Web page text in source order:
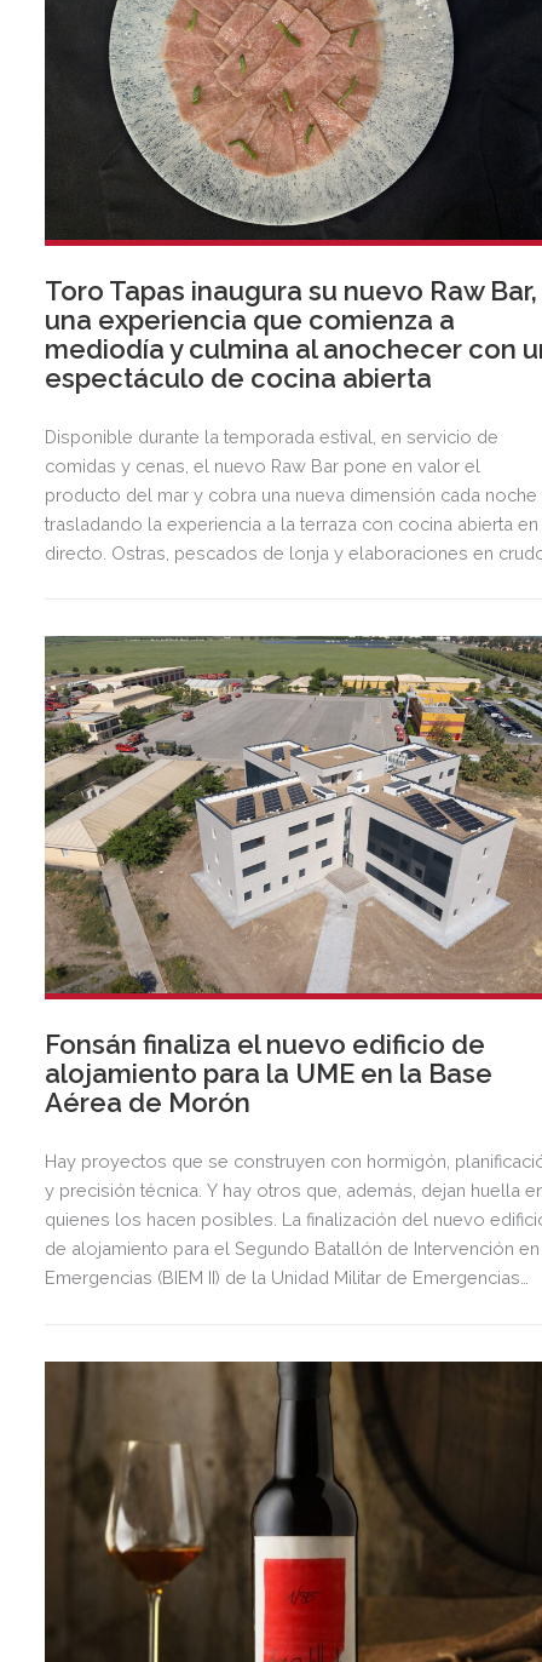
Toro Tapas inaugura su nuevo Raw Bar,
una experiencia que comienza a
mediodía y culmina al anochecer con
espectáculo de cocina abierta
Disponible durante la temporada estival, en servicio de
comidas y cenas, el nuevo Raw Bar pone en valor el
producto del mar y cobra una nueva dimensión cada noche
trasladando la experiencia a la terraza con cocina abierta en
directo. Ostras, pescados de lonja y elaboraciones en
Fonsán finaliza el nuevo edificio de
alojamiento para la UME en la Base
Aérea de Morón
Hay proyectos que se construyen con hormigón,
y precisión técnica. Y hay otros que, además, dejan huella
quienes los hacen posibles. La finalización del nuevo
de alojamiento para el Segundo Batallón de Intervención en
Emergencias (BIEM II) de la Unidad Militar de Emergencias
Grupo Fonsán.